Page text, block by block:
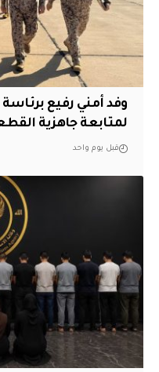
وفد أمني رفيع
لمتابعة جاهزية
قبل يوم واحد